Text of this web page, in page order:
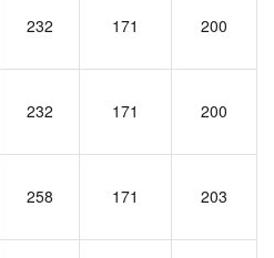
232 171 200
232 171 200
258 171 203